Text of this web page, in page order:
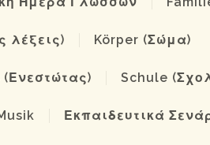
λέξεις) Körper (Σώμα)
(Ενεστώτας) Schule
Εκπαιδευτικά